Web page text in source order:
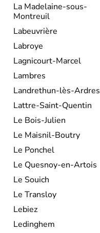
La Madelaine-sous-
Montreuil
Labeuvrière
Labroye
Lagnicourt-Marcel
Lambres
Landrethun-lès-Ardres
Lattre-Saint-Quentin
Le Bois-Julien
Le Maisnil-Boutry
Le Ponchel
Le Quesnoy-en-Artois
Le Souich
Le Transloy
Lebiez
Ledinghem